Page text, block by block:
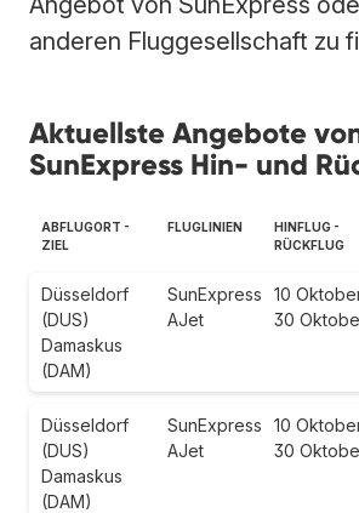
anderen Fluggesellschaft zu
Aktuellste Angebote
SunExpress Hin- und
ABFLUGORT -
ZIEL
FLUGLINIEN
HINFLUG -
RÜCKFLUG
Düsseldorf
(DUS)
Damaskus
(DAM)
SunExpress
AJet
10
30
Düsseldorf
(DUS)
Damaskus
(DAM)
SunExpress
AJet
10
30